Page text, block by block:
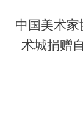
中国美术
术城捐赠